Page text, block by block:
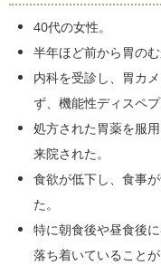
40代の女性。
半年ほど前から胃の
内科を受診し、胃カ
ず、機能性ディスペ
処方された胃薬を服
来院された。
食欲が低下し、食事
た。
特に朝食後や昼食後
落ち着いていることが